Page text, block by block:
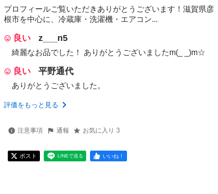
プロフィールご覧いただきありがとうございます！滋賀県彦
根市を中心に、冷蔵庫・洗濯機・エアコン...
良い z___n5
綺麗なお品でした！ ありがとうございましたm(_ _)m☆
良い 平野通代
ありがとうございました。
評価をもっと見る
注意事項 通報 お気に入り 3
ポスト LINEで送る いいね！